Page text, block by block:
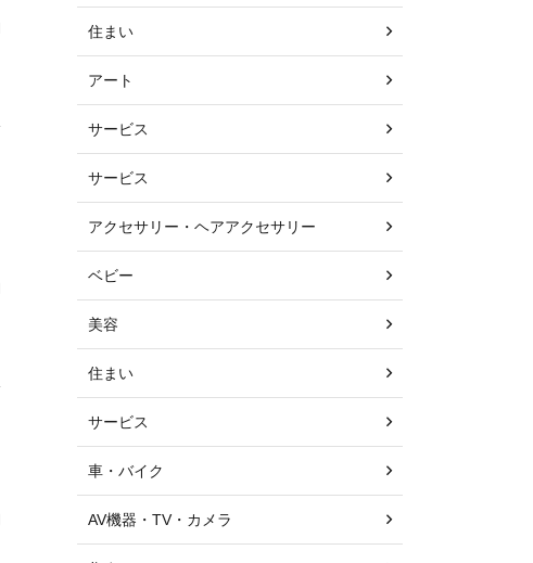
住まい
アート
サービス
サービス
アクセサリー・ヘアアクセサリー
ベビー
美容
住まい
サービス
車・バイク
AV機器・TV・カメラ